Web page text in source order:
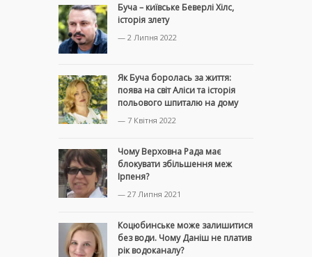
Буча – київське Беверлі Хілс,
історія злету
— 2 Липня 2022
Як Буча боролась за життя:
поява на світ Аліси та історія
польового шпиталю на дому
— 7 Квітня 2022
Чому Верховна Рада має
блокувати збільшення меж
Ірпеня?
— 27 Липня 2021
Коцюбинське може залишитися
без води. Чому Даніш не платив
рік водоканалу?